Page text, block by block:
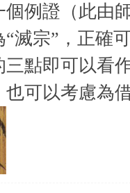
個例證（此由
“滅宗”，正確
三點即可以看
也可以考慮為